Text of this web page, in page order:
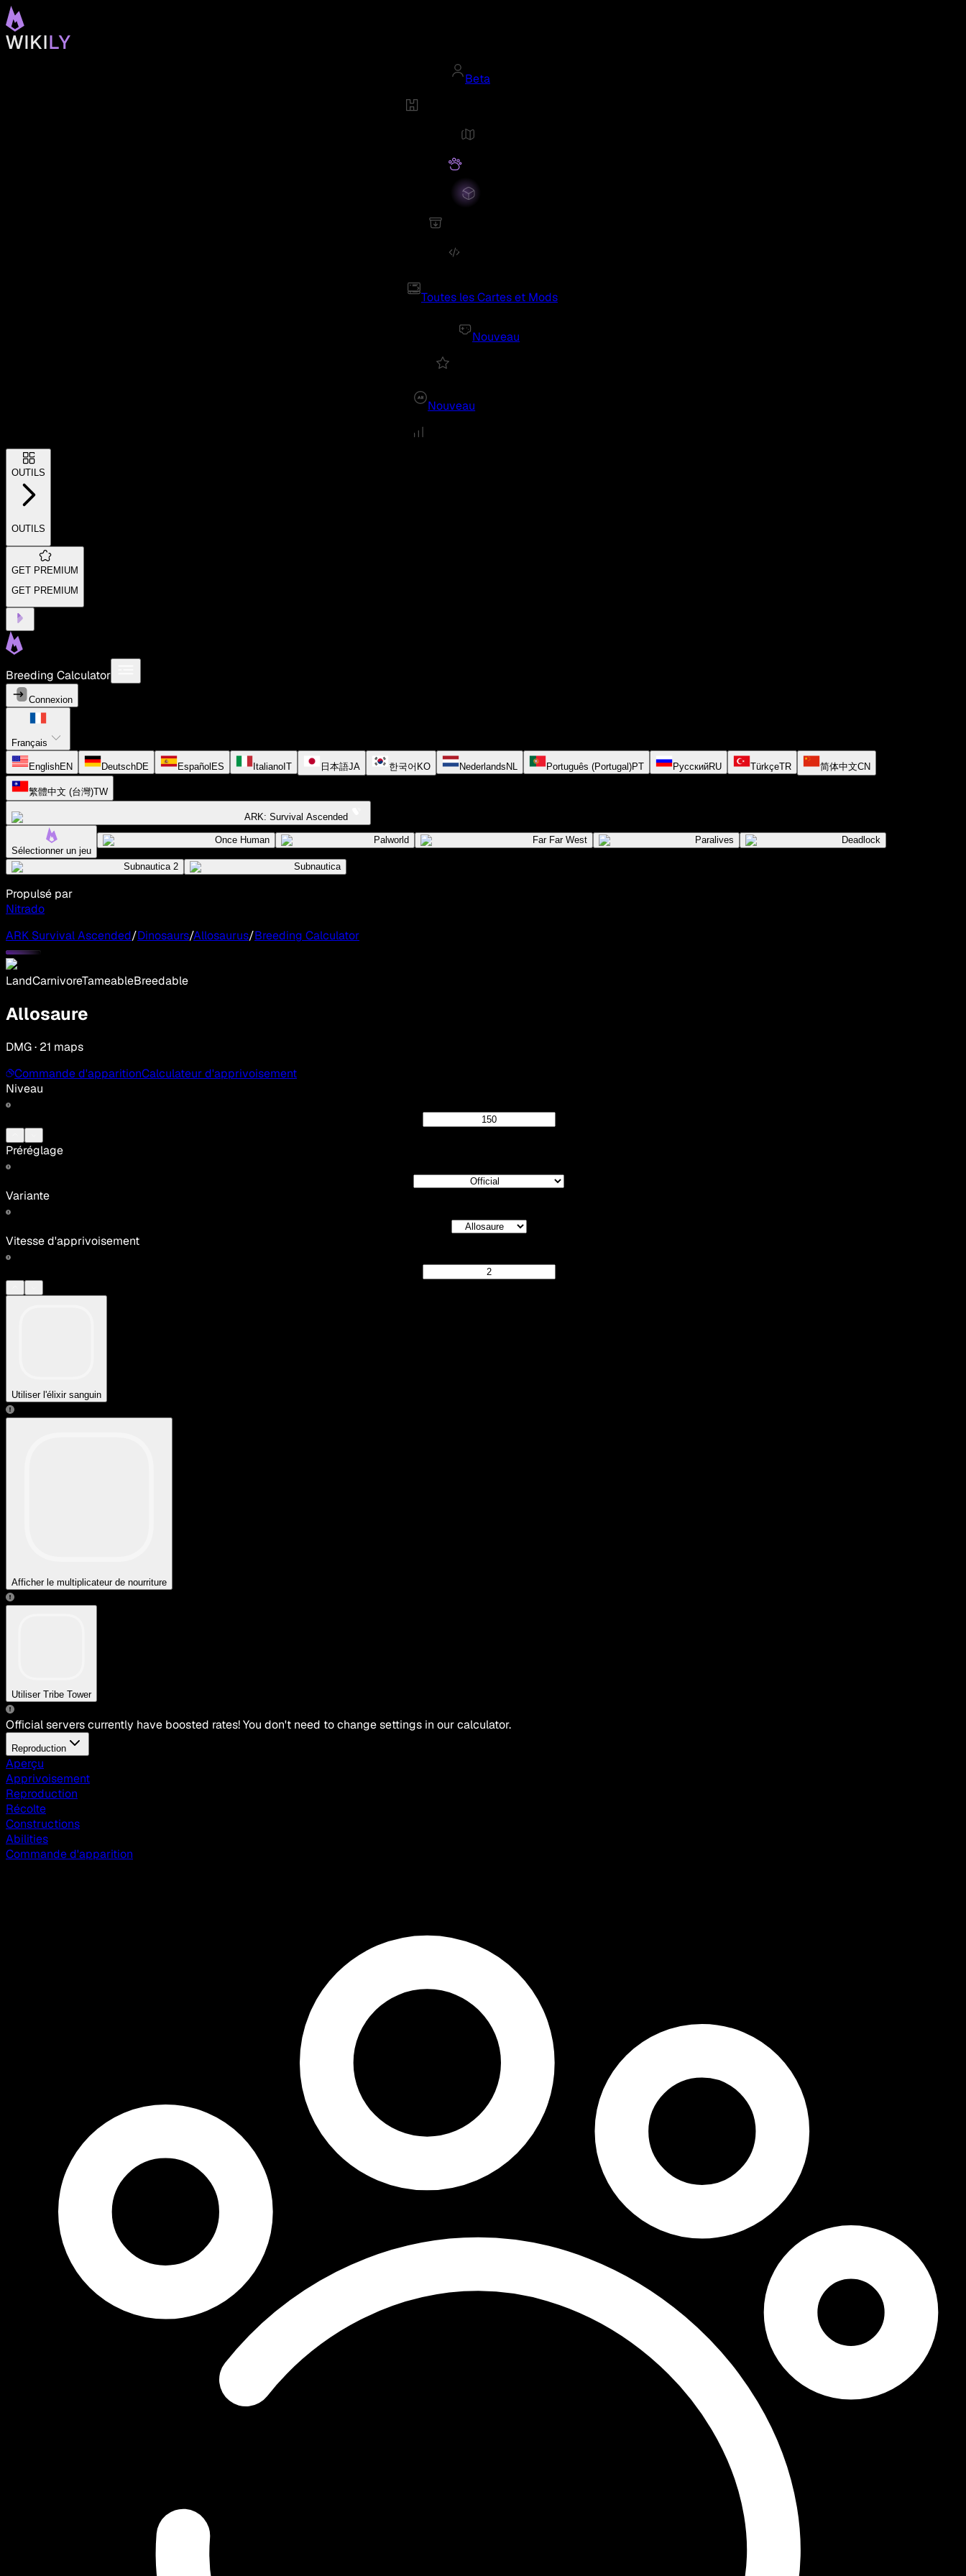
Beta
Toutes les Cartes et Mods
Nouveau
Nouveau
OUTILS
OUTILS
GET PREMIUM
GET PREMIUM
Breeding Calculator
Connexion
Français
EnglishEN DeutschDE Español ES Italiano IT 日本語JA 한국어 KO Nederlands NL Português (Portugal)PT РусскийRU TürkçeTR 简体中文CN
繁體中文 (台灣)TW
ARK: Survival Ascended
Sélectionner un jeu
Once Human Palworld Far Far West Paralives Deadlock
Subnautica 2 Subnautica
Propulsé par
Nitrado
ARK Survival Ascended/Dinosaurs/Allosaurus/Breeding Calculator
LandCarnivoreTameableBreedable
Allosaure
DMG · 21 maps
Commande d'apparitionCalculateur d'apprivoisement
Niveau
Préréglage
Variante
Vitesse d'apprivoisement
Utiliser l'élixir sanguin
Afficher le multiplicateur de nourriture
Utiliser Tribe Tower
Official servers currently have boosted rates! You don't need to change settings in our calculator.
Reproduction
Aperçu
Apprivoisement
Reproduction
Récolte
Constructions
Abilities
Commande d'apparition